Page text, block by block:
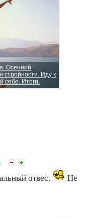
Осенний
стройности. Иду к
себе. Итоги.
ИТОГИ. Осенний
отвес.
Не